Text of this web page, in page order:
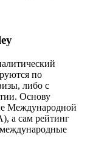
по
либо с
Основу
Международной
а сам рейтинг
международные